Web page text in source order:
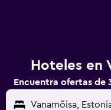
Hoteles en
Encuentra ofertas de
Vanamõisa,